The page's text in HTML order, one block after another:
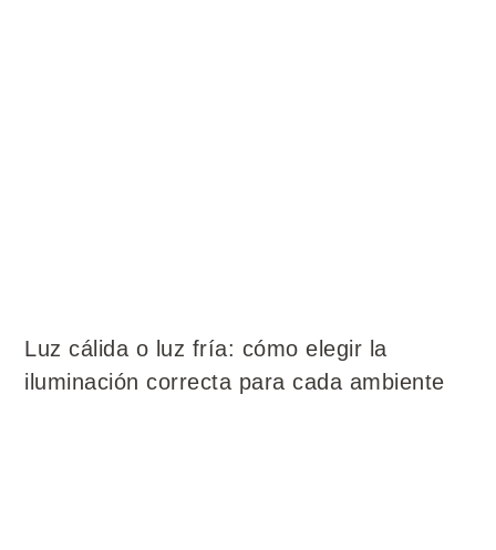
Luz cálida o luz fría: cómo elegir la
iluminación correcta para cada ambiente